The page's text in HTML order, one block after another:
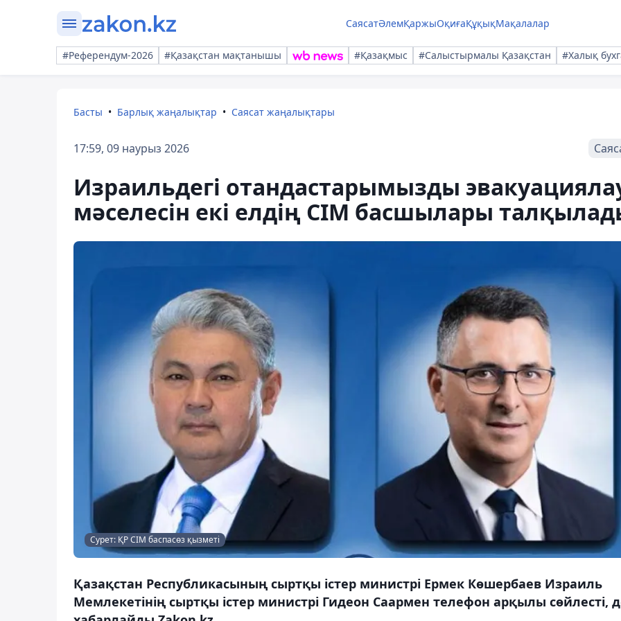
СаясатӘлемҚаржыОқиғаҚұқықМақалалар
#Референдум-2026 #Қазақстан мақтанышы #Қазақмыс #Салыстырмалы Қазақстан #Халық
Басты Барлық жаңалықтар Саясат жаңалықтары
17:59, 09 наурыз 2026
Израильдегі отандастарымызды
мәселесін екі елдің СІМ басшылары
Сурет: ҚР СІМ баспасөз қызметі
Қазақстан Республикасының сыртқы істер министрі Ермек Көшербаев Израиль
Мемлекетінің сыртқы істер министрі Гидеон Саармен телефон арқылы сөйлесті,